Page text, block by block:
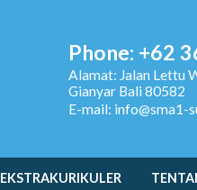
Phone: +62
Alamat: Jalan Lettu
Gianyar Bali 80582
E-mail: info@sma1-
EKSTRAKURIKULER